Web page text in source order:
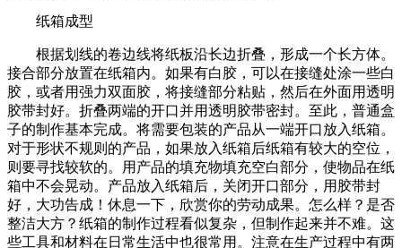
纸箱成型
根据划线的卷边线将纸板沿长边折叠，形成一个长方体。
接合部分放置在纸箱内。如果有白胶，可以在接缝处涂一些白
胶，或者用强力双面胶，将接缝部分粘贴，然后在外面用透明
胶带封好。折叠两端的开口并用透明胶带密封。至此，普通盒
子的制作基本完成。将需要包装的产品从一端开口放入纸箱。
对于形状不规则的产品，如果放入纸箱后纸箱有较大的空位，
则要寻找较软的。用产品的填充物填充空白部分，使物品在纸
箱中不会晃动。产品放入纸箱后，关闭开口部分，用胶带封
好，大功告成！休息一下，欣赏你的劳动成果。怎么样？是否
整洁大方？纸箱的制作过程看似复杂，但制作起来并不难。这
些工具和材料在日常生活中也很常用。注意在生产过程中有两